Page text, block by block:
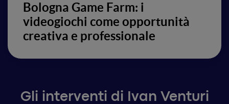
Bologna Game Farm: i
videogiochi come opportunità
creativa e professionale
Gli interventi di Ivan Venturi